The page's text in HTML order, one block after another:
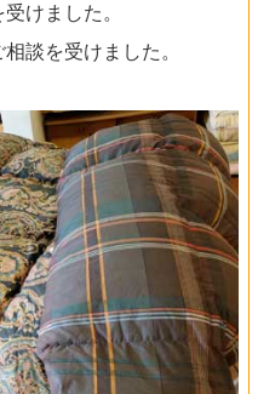
けました。
談を受けました。